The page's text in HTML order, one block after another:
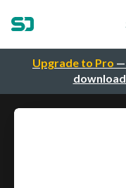
Upgrade to Pro —